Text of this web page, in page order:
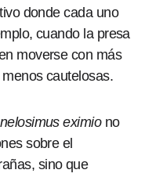
donde cada uno
cuando la presa
moverse con más
cautelosas.
eximiono
sobre el
sino que